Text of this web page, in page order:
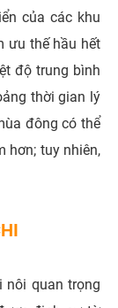
của các khu
ưu thế hầu hết
độ trung bình
thời gian lý
đông có thể
hơn; tuy nhiên,
nôi quan trọng